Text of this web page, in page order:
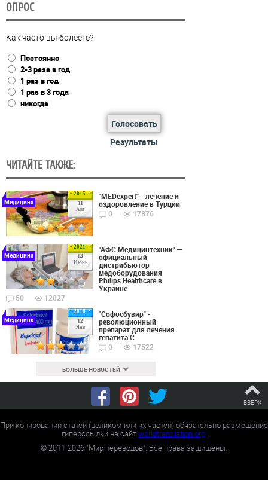
ОПРОС
Как часто вы болеете?
Постоянно
2-3 раза в год
1 раз в год
1 раз в 3 года
никогда
Голосовать
Результаты
ЧИТАЙТЕ ТАКЖЕ:
2015
11
Авг
Медицина
"MEDexpert" - лечение и
оздоровление в Турции
0
17876
2021
14
Июнь
Медицина
"АФС Медицинтехник" —
официальный
дистрибьютор
медоборудования
Philips Healthcare в
Украине
50
12827
2018
12
Янв
Медицина
"Софосбувир" -
революционный
препарат для лечения
гепатита С
0
17522
БОЛЬШЕ НОВОСТЕЙ
ВВЕРХ
При копировании статей (целиком или их частей) обязательно размещение
гиперссылки на сайтworldtranslation.org.
©2011-2026 "Мир переводов". Все права защищены.